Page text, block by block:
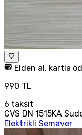
Elden al, kartla
990 TL
6 taksit
CVS DN 1515KA
Elektrikli Semaver